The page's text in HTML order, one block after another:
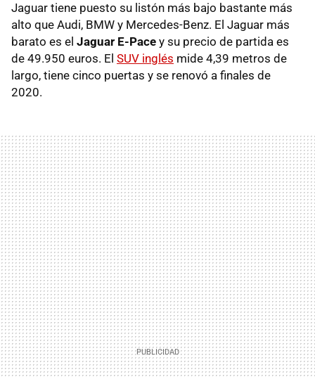
Jaguar tiene puesto su listón más bajo bastante más
alto que Audi, BMW y Mercedes-Benz. El Jaguar más
barato es el Jaguar E-Pace y su precio de partida es
de 49.950 euros. El SUV inglés mide 4,39 metros de
largo, tiene cinco puertas y se renovó a finales de
2020.